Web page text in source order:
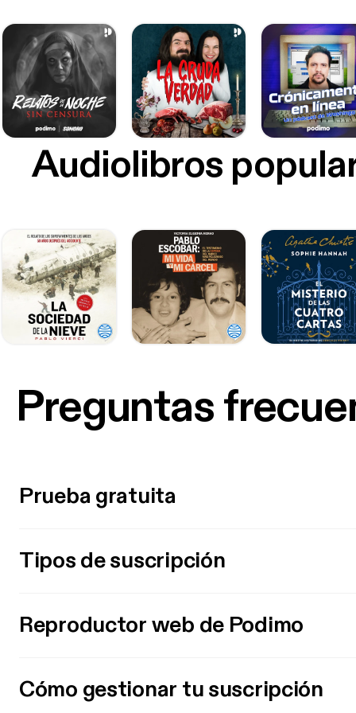
Audiolibros
Preguntas
Prueba gratuita
Tipos de suscripción
Reproductor web de Podimo
Cómo gestionar tu suscripción